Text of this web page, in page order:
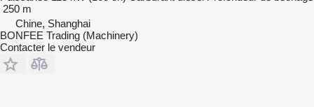
250 m
Chine, Shanghai
BONFEE Trading (Machinery)
Contacter le vendeur